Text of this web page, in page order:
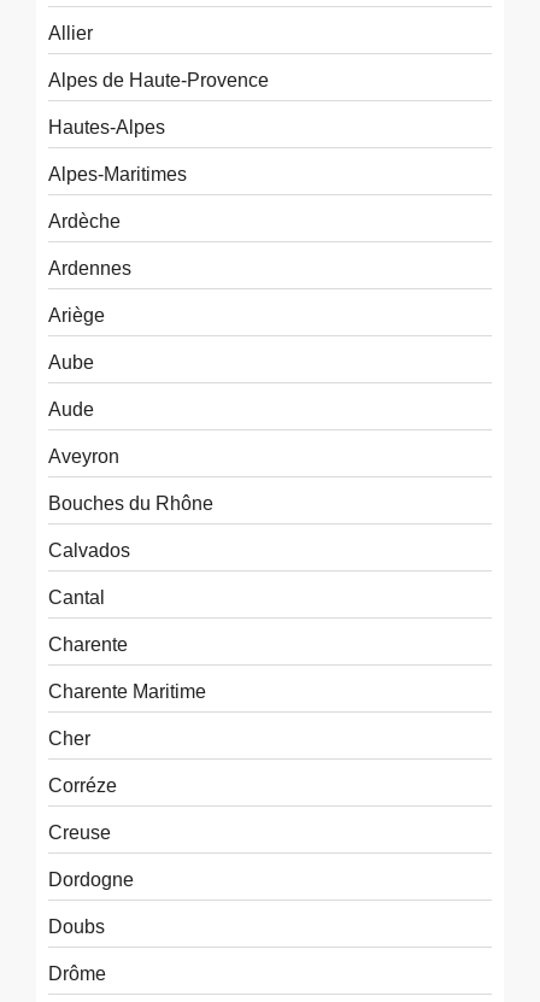
Allier
Alpes de Haute-Provence
Hautes-Alpes
Alpes-Maritimes
Ardèche
Ardennes
Ariège
Aube
Aude
Aveyron
Bouches du Rhône
Calvados
Cantal
Charente
Charente Maritime
Cher
Corréze
Creuse
Dordogne
Doubs
Drôme